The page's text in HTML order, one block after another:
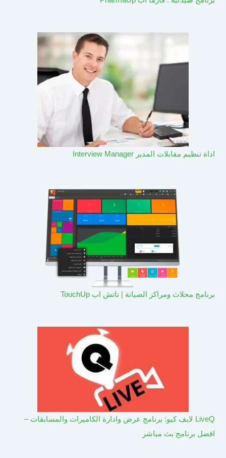
اداة تنظيم مقابلات المدير Interview Manager
برنامج محلات ومراكز الصيانة | تاتش اب TouchUp
LiveQ لايف كيو: برنامج عرض وادارة الكاميرات والمسابقات –
افضل برنامج بث مباشر